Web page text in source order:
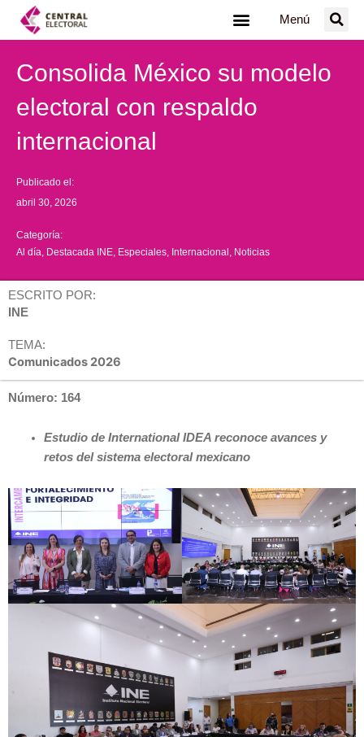
Menú
Consolida México su modelo
electoral con respaldo
internacional
Publicado el:
abril 30, 2026
Categoría:
Al día Destacada INE Especiales Internacional Noticias
ESCRITO POR:
INE
TEMA:
Comunicados 2026
Número: 164
Estudio de International IDEA reconoce avances y
retos del sistema electoral mexicano